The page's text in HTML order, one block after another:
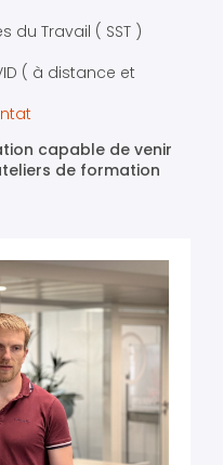
du Travail ( SST )
( à distance et
capable de venir
de formation